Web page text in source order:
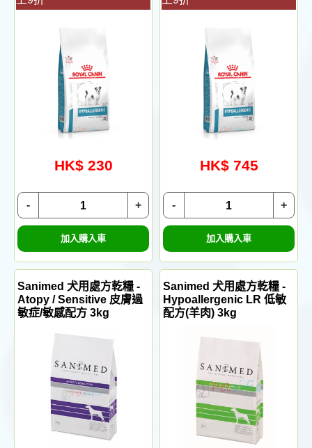
HK$ 230
+
-
加入購入車
HK$ 745
+
-
加入購入車
Sanimed 犬用處方乾糧 -
Atopy / Sensitive 皮膚過
敏症/敏感配方 3kg
Sanimed 犬用處方乾糧 -
Hypoallergenic LR 低敏
配方(羊肉) 3kg